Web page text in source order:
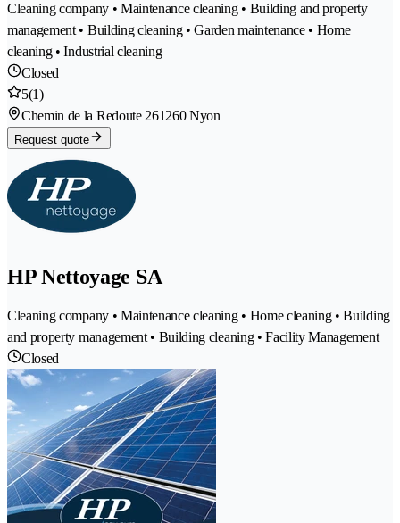
Cleaning company • Maintenance cleaning • Building and property
management • Building cleaning • Garden maintenance • Home
cleaning • Industrial cleaning
Closed
5(1)
Chemin de la Redoute 261260 Nyon
Request quote
HP Nettoyage SA
Cleaning company • Maintenance cleaning • Home cleaning • Building
and property management • Building cleaning • Facility Management
Closed